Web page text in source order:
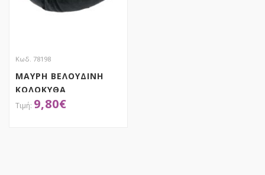
Κωδ. 78198
ΜΑΥΡΗ ΒΕΛΟΥΔΙΝΗ
ΚΟΛΟΚΥΘΑ
20Χ20Χ14.5ΕΚ
9,80€